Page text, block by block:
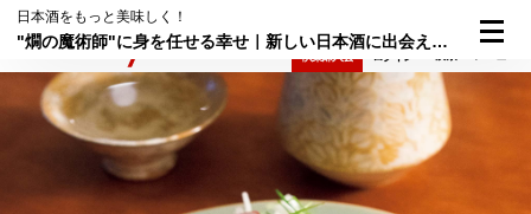
日本酒をもっと美味しく！
"燗の魔術師"に身を任せる幸せ｜新しい日本酒に出会える酒場③